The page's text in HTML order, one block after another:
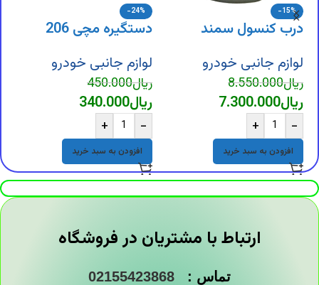
-15%
درب کنسول سمند
لوازم جانبی خودرو
ریال8.550.000
ریال7.300.000
-
+
افزودن به سبد خرید
-24%
دستگیره مچی 206
لوازم جانبی خودرو
ریال450.000
ریال340.000
-
+
افزودن به سبد خرید
ارتباط با مشتریان در فروشگاه
تماس : 02155423868